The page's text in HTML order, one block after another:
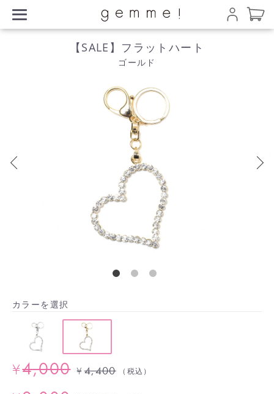
【SALE】フラットハート
ゴールド
カラーを選択
¥4,000 ¥ 4,400 （税込）